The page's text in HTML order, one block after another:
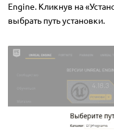
Engine. Кликнув на
выбрать путь установки.